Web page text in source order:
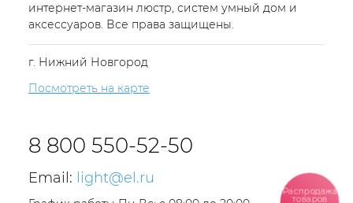
интернет-магазин люстр, систем умный дом и
аксессуаров. Все права защищены.
г. Нижний Новгород
Посмотреть на карте
8 800 550-52-50
Email: light@el.ru
Распродажа
товаров